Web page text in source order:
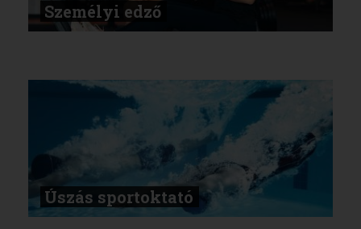
Személyi edző
Úszás sportoktató